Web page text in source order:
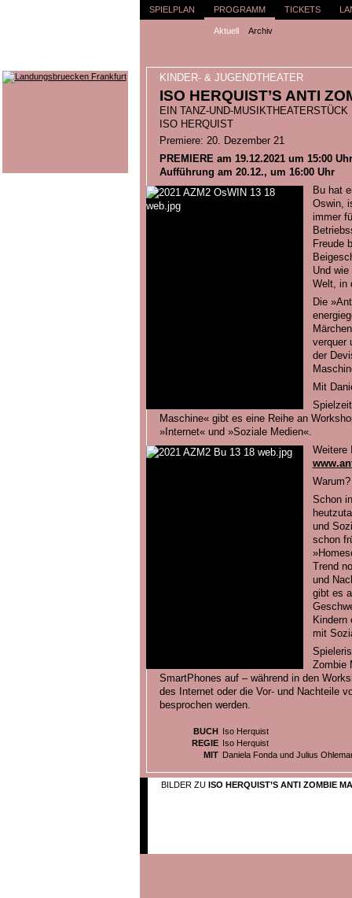
SPIELPLAN PROGRAMM
Aktuell Archiv
TICKETS
KINDER- & JUGENDTHEATER
ISO HERQUIST’S ANTI
EIN TANZ-UND-
ISO HERQUIST
Premiere: 20. Dezember 21
PREMIERE am 19.12.2021 um 15:00 Uhr
Aufführung am 20.12., um 16:00 Uhr
Bu hat
Oswin,
immer
Freude
Und
Welt, in
Die
verquer
der
Mit
Maschine« gibt es eine Reihe an
»Internet« und »Soziale Medien«.
Weitere
Schon
und
schon
Trend
und
gibt es
Kindern
mit
Zombie
SmartPhones auf – während in den
des Internet oder die Vor- und Nachteile
besprochen werden.
BUCH Iso Herquist
REGIE Iso Herquist
MIT Daniela Fonda und Julius
BILDER ZU ISO HERQUIST’S ANTI ZOMBIE